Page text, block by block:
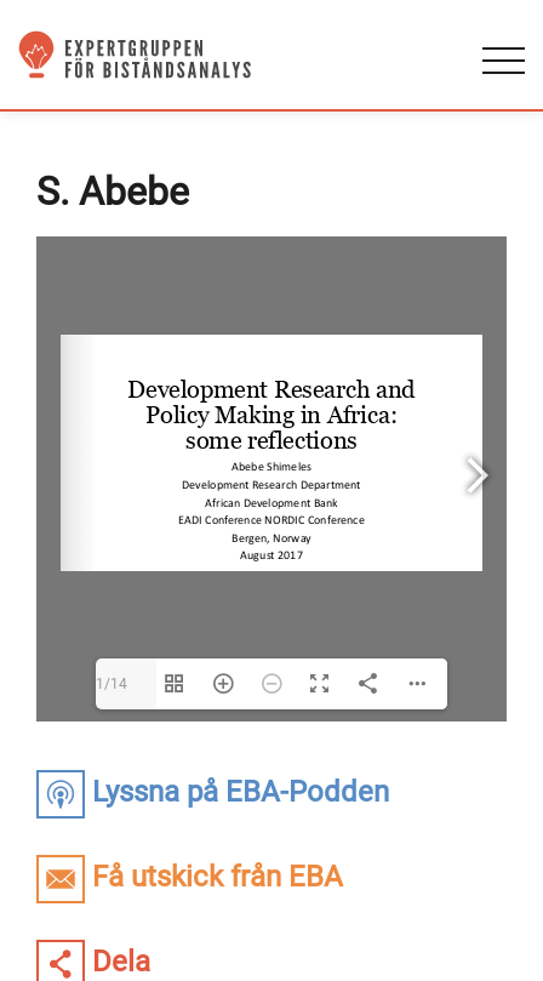
Lyssna på EBA-Podden
Få utskick från EBA
Dela
S. Abebe
1/14